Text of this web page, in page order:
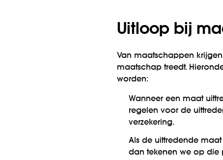
Uitloop bij
Van maatschappen
maatschap treedt.
worden:
Wanneer een maat
regelen voor de
verzekering.
Als de uittredende
dan tekenen we op die